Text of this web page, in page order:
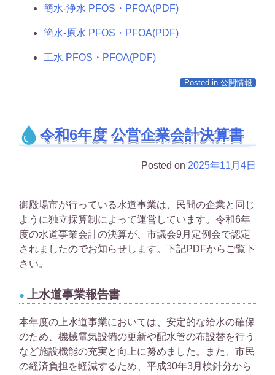
簡水-浄水 PFOS・PFOA(PDF)
簡水-原水 PFOS・PFOA(PDF)
工水 PFOS・PFOA(PDF)
Posted in 公開情報
令和6年度 公営企業会計決算書
Posted on 2025年11月4日
御殿場市が行っている水道事業は、民間の企業と同じ
ように独立採算制によって運営しています。令和6年
度の水道事業会計の決算が、市議会9月定例会で認定
されましたのでお知らせします。下記PDFからご覧下
さい。
上水道事業報告書
本年度の上水道事業においては、安定的な給水の確保
のため、機械電気設備の更新や配水管の布設替を行う
など施設機能の充実と向上に努めました。また、市民
の経済負担を軽減するため、平成30年3月検針分から